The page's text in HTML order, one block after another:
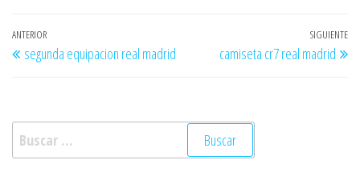
Navegación
de
Entrada
anterior
ANTERIOR
segunda equipacion real madrid
SIGUIENTE
camiseta cr7 real madrid
Buscar: